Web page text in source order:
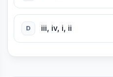
D iii, iv, i, ii